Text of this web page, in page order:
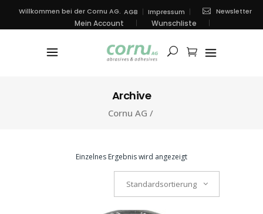
Willkommen bei der Cornu AG. AGB Impressum Newsletter
Mein Account Wunschliste
Archive
Cornu AG /
Einzelnes Ergebnis wird angezeigt
Standardsortierung